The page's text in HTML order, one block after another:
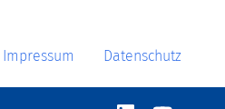
Impressum Datenschutz